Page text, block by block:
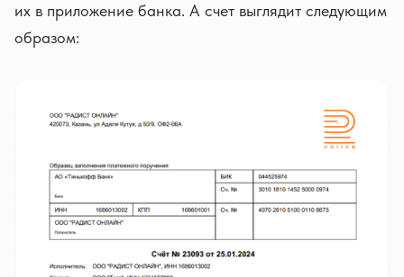
их в приложение банка. А счет выглядит следующим
образом: